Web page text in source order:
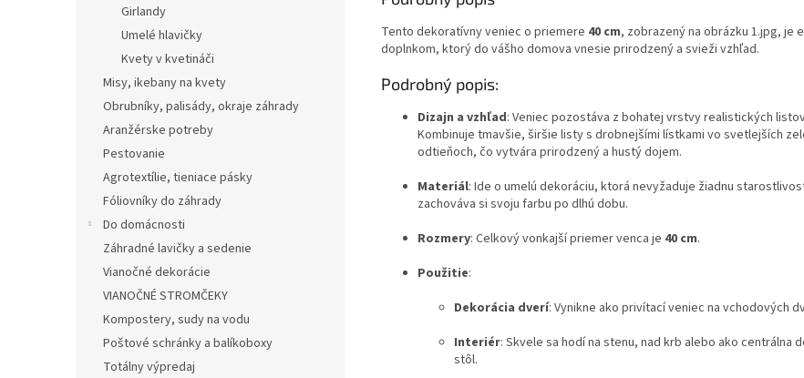
Girlandy
Umelé hlavičky
Kvety v kvetináči
Misy, ikebany na kvety
Obrubníky, palisády, okraje záhrady
Aranžérske potreby
Pestovanie
Agrotextílie, tieniace pásky
Fóliovníky do záhrady
Do domácnosti
Záhradné lavičky a sedenie
Vianočné dekorácie
VIANOČNÉ STROMČEKY
Kompostery, sudy na vodu
Poštové schránky a balíkoboxy
Totálny výpredaj
Tento dekoratívny veniec o priemere 40 cm, zobrazený na obrázku 1.jpg, je
doplnkom, ktorý do vášho domova vnesie prirodzený a svieži vzhľad.
Podrobný popis:
Dizajn a vzhľad: Veniec pozostáva z bohatej vrstvy realistických
Kombinuje tmavšie, širšie listy s drobnejšími lístkami vo svetlejších
odtieňoch, čo vytvára prirodzený a hustý dojem.
Materiál: Ide o umelú dekoráciu, ktorá nevyžaduje žiadnu
zachováva si svoju farbu po dlhú dobu.
Rozmery: Celkový vonkajší priemer venca je 40 cm.
Použitie:
Dekorácia dverí: Vynikne ako privítací veniec na vchodových
Interiér: Skvele sa hodí na stenu, nad krb alebo ako centrálna
stôl.